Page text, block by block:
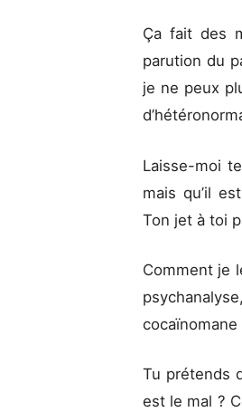
Ça fait des
parution du
je ne peux
Laisse-moi
mais qu’il
Ton jet à toi
Comment je
Tu prétends
est le mal ?